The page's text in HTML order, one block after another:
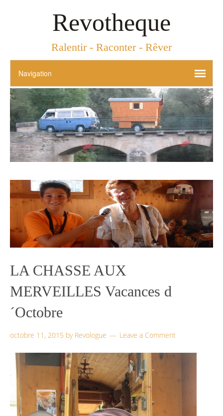
Revotheque
Ralentir - Raconter - Rêver
LA CHASSE AUX
MERVEILLES Vacances d
´Octobre
octobre 11, 2015 by Revologue Leave a Comment